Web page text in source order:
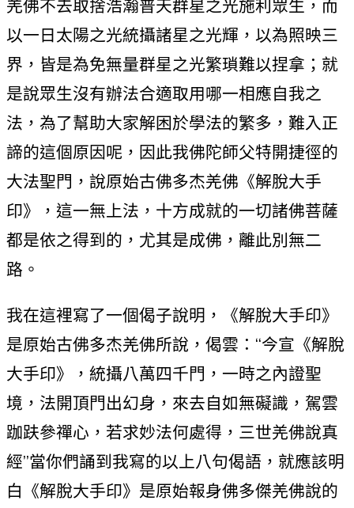
羌佛不去取捨浩瀚普天群星之光施利眾生，而
以一日太陽之光統攝諸星之光輝，以為照映三
界，皆是為免無量群星之光繁瑣難以捏拿；就
是說眾生沒有辦法合適取用哪一相應自我之
法，為了幫助大家解困於學法的繁多，難入正
諦的這個原因呢，因此我佛陀師父特開捷徑的
大法聖門，說原始古佛多杰羌佛《解脫大手
印》，這一無上法，十方成就的一切諸佛菩薩
都是依之得到的，尤其是成佛，離此別無二
路。
我在這裡寫了一個偈子說明，《解脫大手印》
是原始古佛多杰羌佛所說，偈雲：“今宣《解脫
大手印》，統攝八萬四千門，一時之內證聖
境，法開頂門出幻身，來去自如無礙識，駕雲
跏趺參禪心，若求妙法何處得，三世羌佛說真
經”當你們誦到我寫的以上八句偈語，就應該明
白《解脫大手印》是原始報身佛多傑羌佛說的